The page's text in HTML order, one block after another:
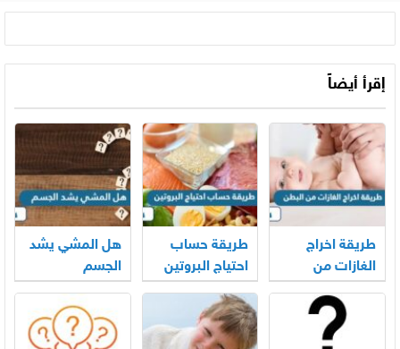
إقرأ أيضاً
طريقة اخراج
الغازات من
البطن
طريقة حساب
احتياج البروتين
هل المشي يشد
الجسم